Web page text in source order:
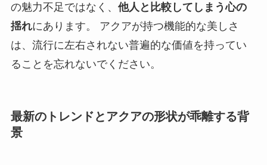
の魅力不足ではなく、 他人と比較してしまう心の
揺れにあります。 アクアが持つ機能的な美しさ
は、流行に左右されない普遍的な価値を持ってい
ることを忘れないでください。
最新のトレンドとアクアの形状が乖離する背
景